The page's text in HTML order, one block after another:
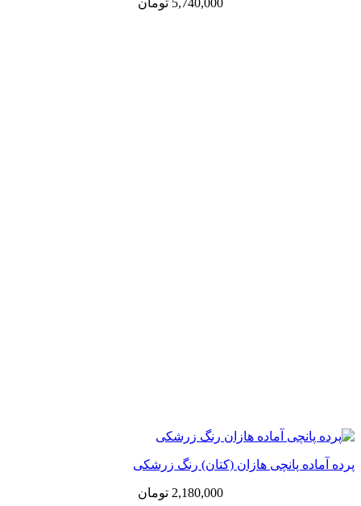
5,740,000 تومان
پرده آماده پانچی هازان (کتان) رنگ زرشکی
2,180,000 تومان